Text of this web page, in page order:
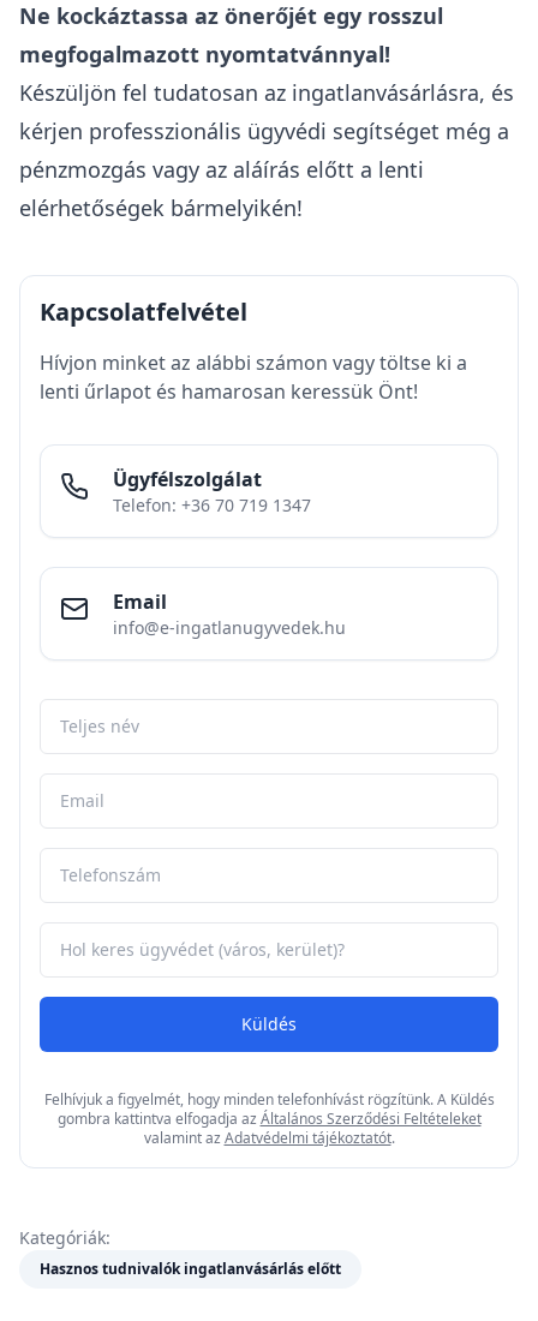
Ne kockáztassa az önerőjét egy rosszul
megfogalmazott nyomtatvánnyal!
Készüljön fel tudatosan az ingatlanvásárlásra, és
kérjen professzionális ügyvédi segítséget még a
pénzmozgás vagy az aláírás előtt a lenti
elérhetőségek bármelyikén!
Kapcsolatfelvétel
Hívjon minket az alábbi számon vagy töltse ki a
lenti űrlapot és hamarosan keressük Önt!
Ügyfélszolgálat
Telefon: +36 70 719 1347
Email
info@e-ingatlanugyvedek.hu
Küldés
Felhívjuk a figyelmét, hogy minden telefonhívást rögzítünk. A Küldés
gombra kattintva elfogadja az Általános Szerződési Feltételeket
valamint az Adatvédelmi tájékoztatót.
Kategóriák:
Hasznos tudnivalók ingatlanvásárlás előtt